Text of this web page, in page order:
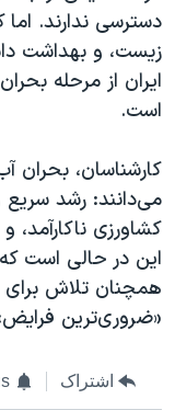
دسترسی ندارند.
زیست، و بهداشت
ایران از مرحله
است.
کارشناسان، بحران
می‌دانند: رشد سریع
کشاورزی
این در حالی است
همچنان تلاش برای
«ضروری‌ترین
اشتراک